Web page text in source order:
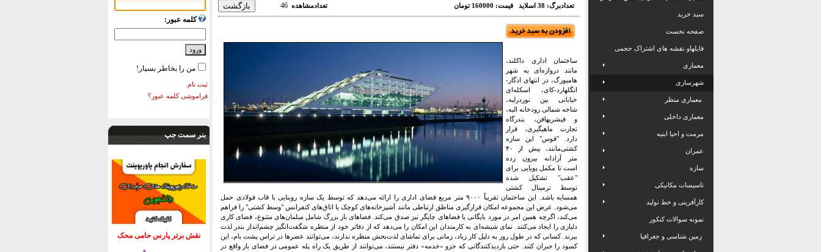
کلمه عبور:
من را بخاطر بسپار!
ثبت نام
فراموشی کلمه عبور؟
بنر سمت جپ
نقش برتر پارس حامی محک
تعدادبرگ: 38 اسلاید قیمت: 160000 تومان تعدادمشاهده 46
ساختمان اداری داکلند،
مانند دروازه‌ای به شهر
هامبورگ، در انتهای ادگار-
انگلهارد-کای، اسکله‌ای
خیابانی بین نوردرلبه،
شاخه شمالی رودخانه البه،
و فیشریهافن، بندرگاه
تجارت ماهیگیری، قرار
دارد.
"قوس" این سازه
کشتی‌مانند، بیش از ۴۰
متر آزادانه بیرون زده
است تا مکمل پویایی برای
"عقب" تشکیل شده
توسط ترمینال کشتی
همسایه باشد.
این ساختمان تقریباً ۹۰۰۰ متر مربع فضای اداری را ارائه می‌دهد که توسط یک سازه روبنایی با قاب فولادی حمل
می‌شود.
عرض این مجموعه امکان قرارگیری مناطق ارتباطی مانند آشپزخانه‌های کوچک یا اتاق‌های کنفرانس "وسط کشتی" را فراهم
می‌کند، اگرچه همین امر در مورد بایگانی یا فضاهای چاپگر نیز صدق می‌کند.
فضاهای باز بزرگ شامل مبلمان‌های متنوع، فضای کاری
دلبازی را ایجاد می‌کنند.
نمای شیشه‌ای به کارمندان این امکان را می‌دهد که از دفاتر خود از منظره شگفت‌انگیز چشم‌انداز بندر لذت
ببرند.
کسانی که در طول روز به دلیل کار زیاد، زمانی برای تماشای لذت‌بخش منظره ندارند، می‌توانند عصرها در تراس پشت بام، این
کمبود را جبران کنند.
حتی بازدیدکنندگانی که جزو «خدمه» دفتر نیستند، می‌توانند از طریق یک راه پله عمومی در فضای باز واقع در
سبد خرید
صفحه نخست
فایلهاو نقشه های اشتراک حجمی
معماری
شهرسازی
معماری منظر
معماری داخلی
مرمت و احیا ابنیه
عمران
سازه
تاسیسات مکانیکی
کارآفرینی و خط تولید
نمونه سوالات کنکور
زمین شناسی و جغرافیا